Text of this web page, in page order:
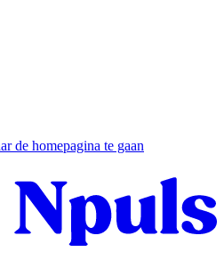
de homepagina te gaan